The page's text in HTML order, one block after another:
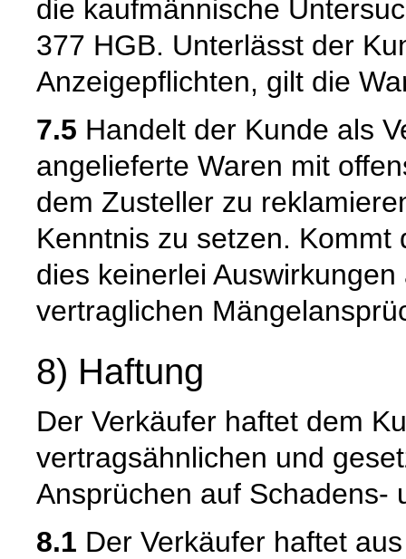
die kaufmännische
377 HGB. Unterlässt der
Anzeigepflichten, gilt die
7.5 Handelt der Kunde als
angelieferte Waren mit
dem Zusteller zu
Kenntnis zu setzen.
dies keinerlei
vertraglichen
8) Haftung
Der Verkäufer haftet dem
vertragsähnlichen und
Ansprüchen auf Schadens-
8.1 Der Verkäufer haftet